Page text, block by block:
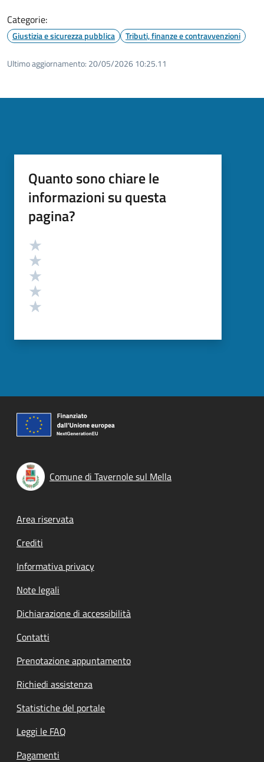
Categorie:
Giustizia e sicurezza pubblica Tributi, finanze e contravvenzioni
Ultimo aggiornamento: 20/05/2026 10:25.11
Quanto sono chiare le
informazioni su questa
pagina?
Valutazione
Comune di Tavernole sul Mella
Footer menu
Area riservata
Crediti
Informativa privacy
Note legali
Dichiarazione di accessibilità
Contatti
Prenotazione appuntamento
Richiedi assistenza
Statistiche del portale
Leggi le FAQ
Pagamenti